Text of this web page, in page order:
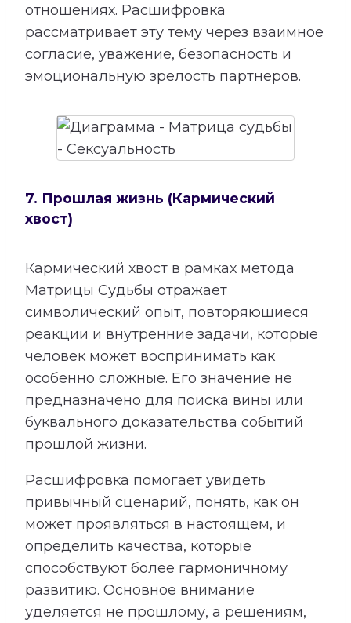
отношениях. Расшифровка
рассматривает эту тему через взаимное
согласие, уважение, безопасность и
эмоциональную зрелость партнеров.
7. Прошлая жизнь (Кармический
хвост)
Кармический хвост в рамках метода
Матрицы Судьбы отражает
символический опыт, повторяющиеся
реакции и внутренние задачи, которые
человек может воспринимать как
особенно сложные. Его значение не
предназначено для поиска вины или
буквального доказательства событий
прошлой жизни.
Расшифровка помогает увидеть
привычный сценарий, понять, как он
может проявляться в настоящем, и
определить качества, которые
способствуют более гармоничному
развитию. Основное внимание
уделяется не прошлому, а решениям,